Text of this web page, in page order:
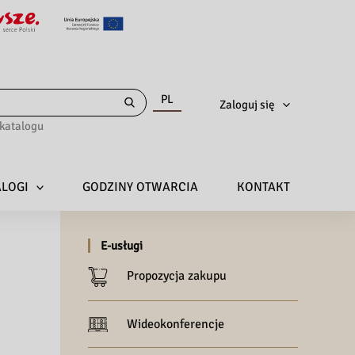
PL Zaloguj się
GODZINY OTWARCIA KONTAKT
E-usługi
Propozycja zakupu
Wideokonferencje